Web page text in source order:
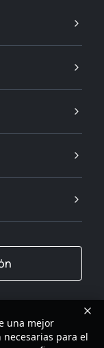
una mejor
necesarias para el